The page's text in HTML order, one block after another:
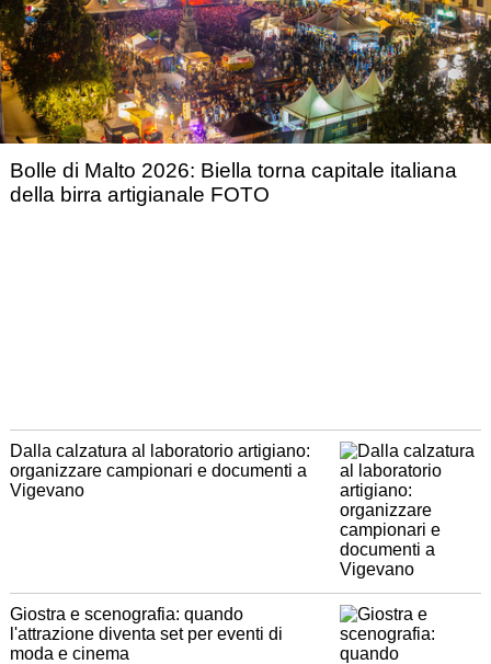
Bolle di Malto 2026: Biella torna capitale italiana
della birra artigianale FOTO
Dalla calzatura al laboratorio artigiano:
organizzare campionari e documenti a
Vigevano
Giostra e scenografia: quando
l'attrazione diventa set per eventi di
moda e cinema